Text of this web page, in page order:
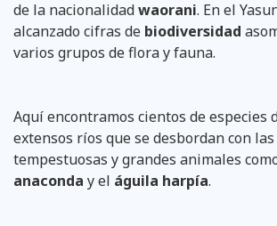
de la nacionalidadwaorani. En el
alcanzado cifras de biodiversidad
varios grupos de flora y fauna.
Aquí encontramos cientos de especies
extensos ríos que se desbordan con
tempestuosas y grandes animales
anaconda y el águila harpía.